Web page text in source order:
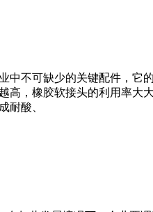
不可缺少的关键配件，
，橡胶软接头的利用率
耐酸、